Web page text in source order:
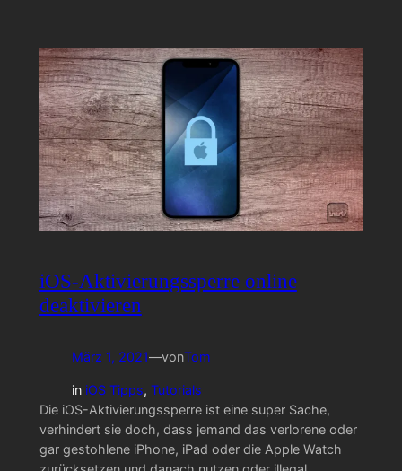
iOS-Aktivierungssperre online
deaktivieren
März 1, 2021—vonTom
in iOS Tipps, Tutorials
Die iOS-Aktivierungssperre ist eine super Sache,
verhindert sie doch, dass jemand das verlorene oder
gar gestohlene iPhone, iPad oder die Apple Watch